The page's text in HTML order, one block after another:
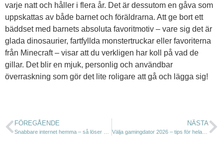
varje natt och håller i flera år. Det är dessutom en gåva som
uppskattas av både barnet och föräldrarna. Att ge bort ett
bäddset med barnets absoluta favoritmotiv – vare sig det är
glada dinosaurier, fartfyllda monstertruckar eller favoriterna
från Minecraft – visar att du verkligen har koll på vad de
gillar. Det blir en mjuk, personlig och användbar
överraskning som gör det lite roligare att gå och lägga sig!
FÖREGÅENDE
Snabbare internet hemma – så löser du det 2026
NÄSTA
Välja gamingdator 2026 – tips för hela familjen